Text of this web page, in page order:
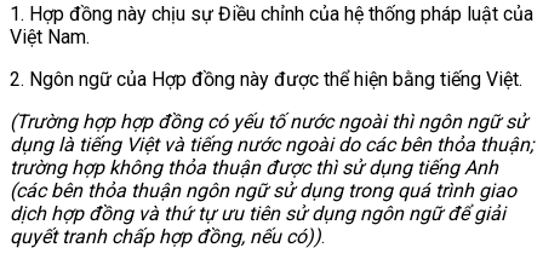
1. Hợp đồng này chịu sự Điều chỉnh của hệ thống pháp luật của
Việt Nam.
2. Ngôn ngữ của Hợp đồng này được thể hiện bằng tiếng Việt.
(Trường hợp hợp đồng có yếu tốnước ngoài thì ngôn ngữ sử
dụng là tiếng Việt và tiếng nước ngoài do các bên thỏa thuận;
trường hợp không thỏa thuận được thì sử dụng tiếng Anh
(các bên thỏa thuận ngôn ngữ sử dụng trong quá trình giao
dịch hợp đồng và thứ tự ưu tiên sử dụng ngôn ngữ để giải
quyết tranh chấp hợp đồng, nếu có)).